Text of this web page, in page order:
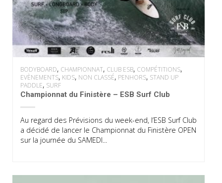
BODYBOARD, CHAMPIONNAT, CLUB ESB, COMPÉTITIONS,
EVÈNEMENTS, KIDS, NON CLASSÉ, PENHORS, STAND UP
PADDLE, SURF
Championnat du Finistère – ESB Surf Club
Au regard des Prévisions du week-end, l’ESB Surf Club
a décidé de lancer le Championnat du Finistère OPEN
sur la journée du SAMEDI...